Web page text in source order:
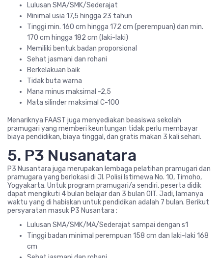
Lulusan SMA/SMK/Sederajat
Minimal usia 17,5 hingga 23 tahun
Tinggi min. 160 cm hingga 172 cm (perempuan) dan min.
170 cm hingga 182 cm (laki-laki)
Memiliki bentuk badan proporsional
Sehat jasmani dan rohani
Berkelakuan baik
Tidak buta warna
Mana minus maksimal -2,5
Mata silinder maksimal C-100
Menariknya FAAST juga menyediakan beasiswa sekolah
pramugari yang memberi keuntungan tidak perlu membayar
biaya pendidikan, biaya tinggal, dan gratis makan 3 kali sehari.
5. P3 Nusanatara
P3 Nusantara juga merupakan lembaga pelatihan pramugari dan
pramugara yang berlokasi di Jl. Polisi Istimewa No. 10, Timoho,
Yogyakarta. Untuk program pramugari/a sendiri, peserta didik
dapat mengikuti 4 bulan belajar dan 3 bulan OIT. Jadi, lamanya
waktu yang di habiskan untuk pendidikan adalah 7 bulan. Berikut
persyaratan masuk P3 Nusantara :
Lulusan SMA/SMK/MA/Sederajat sampai dengan s1
Tinggi badan minimal perempuan 158 cm dan laki-laki 168
cm